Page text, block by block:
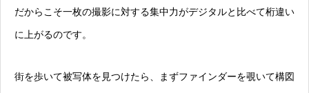
だからこそ一枚の撮影に対する集中力がデジタルと比べて桁違い
に上がるのです。
街を歩いて被写体を見つけたら、まずファインダーを覗いて構図